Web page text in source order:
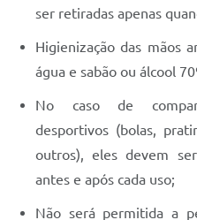
ser retiradas apenas
Higienização das mãos
água e sabão ou álcool
No caso de
desportivos (bolas,
outros), eles devem
antes e após cada uso;
Não será permitida a